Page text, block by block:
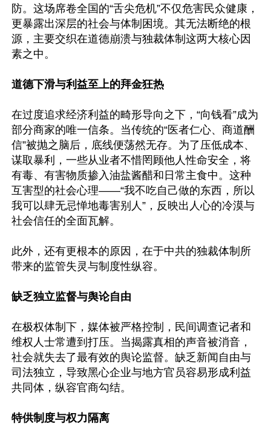
防。这场席卷全国的“舌尖危机”不仅危害民众健康，
更暴露出深层的社会与体制困境。其无法断绝的根
源，主要交织在道德崩溃与独裁体制这两大核心因
素之中。
道德下滑与利益至上的拜金狂热
在过度追求经济利益的畸形导向之下，“向钱看”成为
部分商家的唯一信条。当传统的“医者仁心、商道酬
信”被抛之脑后，底线便荡然无存。为了压低成本、
谋取暴利，一些从业者不惜罔顾他人性命安全，将
有毒、有害物质掺入油盐酱醋和日常主食中。这种
互害型的社会心理——“我不吃自己做的东西，所以
我可以肆无忌惮地毒害别人”，反映出人心的冷漠与
社会信任的全面瓦解。
此外，还有更根本的原因，在于中共的独裁体制所
带来的监管失灵与制度性纵容。
缺乏独立监督与舆论自由
在极权体制下，媒体被严格控制，民间调查记者和
维权人士常遭到打压。当揭露真相的声音被消音，
社会就失去了最有效的舆论监督。缺乏新闻自由与
司法独立，导致黑心企业与地方官员容易形成利益
共同体，纵容官商勾结。
特供制度与权力隔离